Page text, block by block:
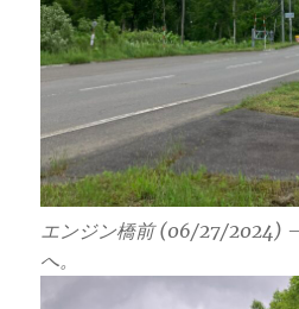
エンジン橋前 (06/27/2024)
へ。